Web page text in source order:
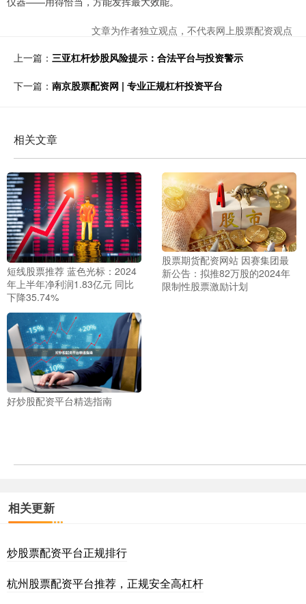
文章为作者独立观点，不代表网上股票配资观点
上一篇： 三亚杠杆炒股风险提示：合法平台与投资警示
下一篇： 南京股票配资网 | 专业正规杠杆投资平台
相关文章
短线股票推荐 蓝色光标：2024
年上半年净利润1.83亿元 同比
下降35.74%
股票期货配资网站 因赛集团最
新公告：拟推82万股的2024年
限制性股票激励计划
好炒股配资平台精选指南
相关更新
炒股票配资平台正规排行
杭州股票配资平台推荐，正规安全高杠杆